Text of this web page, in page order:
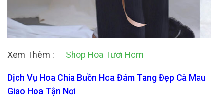
Xem Thêm : Shop Hoa Tươi Hcm
Dịch Vụ Hoa Chia Buồn Hoa Đám Tang Đẹp Cà Mau
Giao Hoa Tận Nơi